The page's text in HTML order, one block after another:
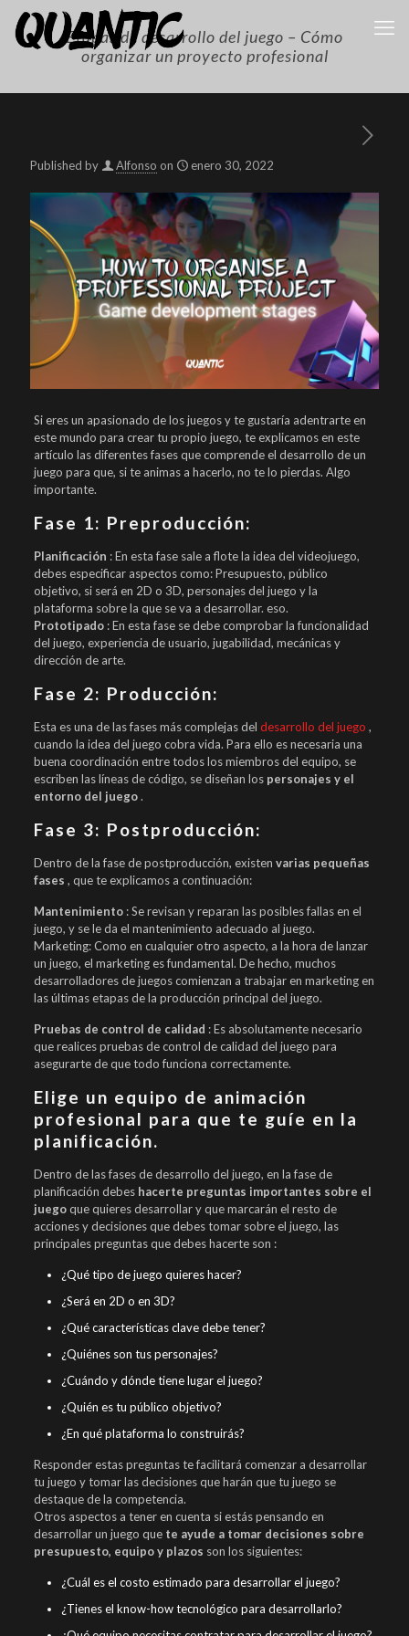
Etapas de desarrollo del juego – Cómo
organizar un proyecto profesional
Published by Alfonso on enero 30, 2022
Si eres un apasionado de los juegos y te gustaría adentrarte en
este mundo para crear tu propio juego, te explicamos en este
artículo las diferentes fases que comprende el desarrollo de un
juego para que, si te animas a hacerlo, no te lo pierdas. Algo
importante.
Fase 1: Preproducción:
Planificación : En esta fase sale a flote la idea del videojuego,
debes especificar aspectos como: Presupuesto, público
objetivo, si será en 2D o 3D, personajes del juego y la
plataforma sobre la que se va a desarrollar. eso.
Prototipado: En esta fase se debe comprobar la funcionalidad
del juego, experiencia de usuario, jugabilidad, mecánicas y
dirección de arte.
Fase 2: Producción:
Esta es una de las fases más complejas del desarrollo del juego ,
cuando la idea del juego cobra vida. Para ello es necesaria una
buena coordinación entre todos los miembros del equipo, se
escriben las líneas de código, se diseñan los personajes y el
entorno del juego.
Fase 3: Postproducción:
Dentro de la fase de postproducción, existen varias pequeñas
fases , que te explicamos a continuación:
Mantenimiento: Se revisan y reparan las posibles fallas en el
juego, y se le da el mantenimiento adecuado al juego.
Marketing: Como en cualquier otro aspecto, a la hora de lanzar
un juego, el marketing es fundamental. De hecho, muchos
desarrolladores de juegos comienzan a trabajar en marketing en
las últimas etapas de la producción principal del juego.
Pruebas de control de calidad : Es absolutamente necesario
que realices pruebas de control de calidad del juego para
asegurarte de que todo funciona correctamente.
Elige un equipo de animación
profesional para que te guíe en la
planificación.
Dentro de las fases de desarrollo del juego, en la fase de
planificación debes hacerte preguntas importantes sobre el
juegoque quieres desarrollar y que marcarán el resto de
acciones y decisiones que debes tomar sobre el juego, las
principales preguntas que debes hacerte son :
¿Qué tipo de juego quieres hacer?
¿Será en 2D o en 3D?
¿Qué características clave debe tener?
¿Quiénes son tus personajes?
¿Cuándo y dónde tiene lugar el juego?
¿Quién es tu público objetivo?
¿En qué plataforma lo construirás?
Responder estas preguntas te facilitará comenzar a desarrollar
tu juego y tomar las decisiones que harán que tu juego se
destaque de la competencia.
Otros aspectos a tener en cuenta si estás pensando en
desarrollar un juego que te ayude a tomar decisiones sobre
presupuesto, equipo y plazos son los siguientes:
¿Cuál es el costo estimado para desarrollar el juego?
¿Tienes el know-how tecnológico para desarrollarlo?